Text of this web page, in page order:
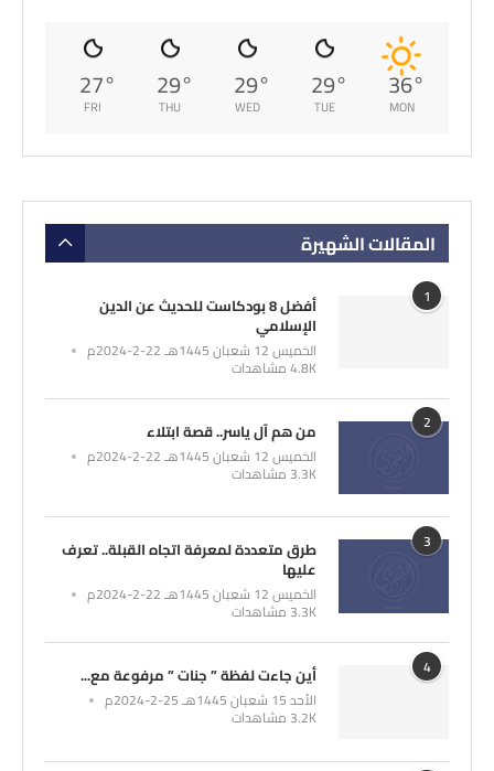
36°
MON
29°
TUE
29°
WED
29°
THU
27°
FRI
المقالات الشهيرة
1 أفضل 8 بودكاست للحديث عن الدين
الإسلامي
الخميس 12 شعبان 1445هـ 22-2-2024م
4.8K مشاهدات
2 من هم آل ياسر.. قصة ابتلاء
الخميس 12 شعبان 1445هـ 22-2-2024م
3.3K مشاهدات
3 طرق متعددة لمعرفة اتجاه القبلة.. تعرف
عليها
الخميس 12 شعبان 1445هـ 22-2-2024م
3.3K مشاهدات
4 أين جاءت لفظة ” جنات ” مرفوعة مع...
الأحد 15 شعبان 1445هـ 25-2-2024م
3.2K مشاهدات